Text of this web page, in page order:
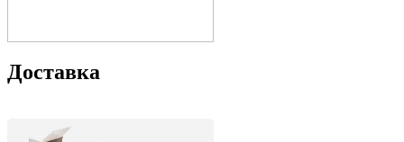
Доставка